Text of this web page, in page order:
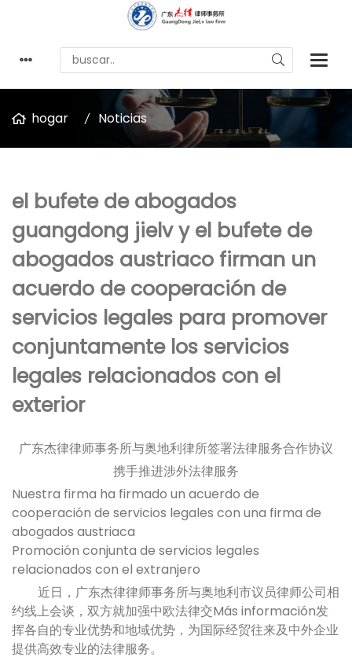
hogar Noticias
el bufete de abogados
guangdong jielv y el bufete de
abogados austriaco firman un
acuerdo de cooperación de
servicios legales para promover
conjuntamente los servicios
legales relacionados con el
exterior
广东杰律律师事务所与奥地利律所签署法律服务合作协议
携手推进涉外法律服务
Nuestra firma ha firmado un acuerdo de
cooperación de servicios legales con una firma de
abogados austriaca
Promoción conjunta de servicios legales
relacionados con el extranjero
近日，广东杰律律师事务所与奥地利市议员律师公司相
约线上会谈，双方就加强中欧法律交Más información发
挥各自的专业优势和地域优势，为国际经贸往来及中外企业
提供高效专业的法律服务。